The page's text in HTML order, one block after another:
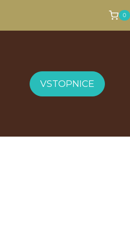
0
VSTOPNICE